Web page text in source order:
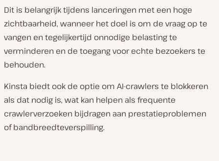
Dit is belangrijk tijdens lanceringen met een hoge
zichtbaarheid, wanneer het doel is om de vraag op te
vangen en tegelijkertijd onnodige belasting te
verminderen en de toegang voor echte bezoekers te
behouden.
Kinsta biedt ook de optie om AI-crawlers te blokkeren
als dat nodig is, wat kan helpen als frequente
crawlerverzoeken bijdragen aan prestatieproblemen
of bandbreedteverspilling.